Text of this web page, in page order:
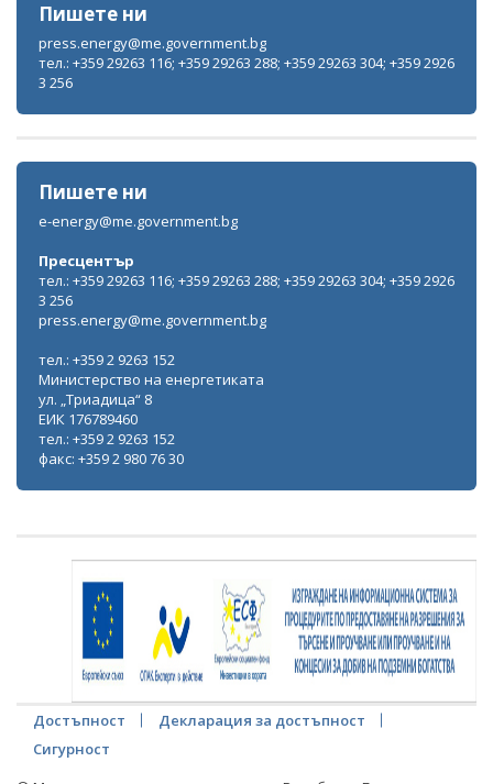
Пишете ни
press.energy@me.government.bg
тел.: +359 29263 116; +359 29263 288; +359 29263 304; +359 2926
3 256
Пишете ни
e-energy@me.government.bg
Пресцентър
тел.: +359 29263 116; +359 29263 288; +359 29263 304; +359 2926
3 256
press.energy@me.government.bg
тел.: +359 2 9263 152
Министерство на енергетиката
ул. „Триадица“ 8
ЕИК 176789460
тел.: +359 2 9263 152
факс: +359 2 980 76 30
Достъпност
Декларация за достъпност
Сигурност